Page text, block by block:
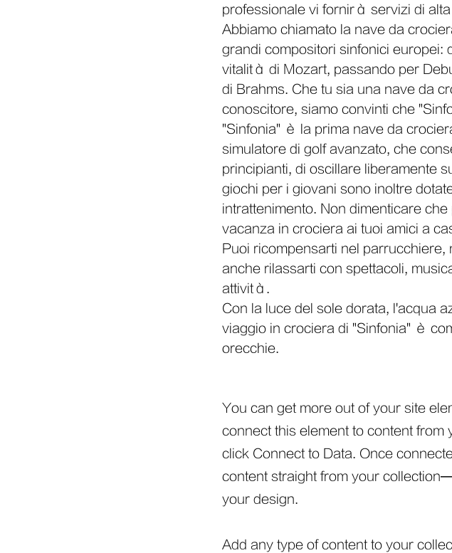
professionale vi fornirà servizi di
Abbiamo chiamato la nave da
grandi compositori sinfonici europei:
vitalità di Mozart, passando per
di Brahms. Che tu sia una nave da
conoscitore, siamo convinti che
"Sinfonia" è la prima nave da
simulatore di golf avanzato, che
principianti, di oscillare liberamente
giochi per i giovani sono inoltre
intrattenimento. Non dimenticare
vacanza in crociera ai tuoi amici a
Puoi ricompensarti nel
anche rilassarti con spettacoli,
attività.
Con la luce del sole dorata, l'acqua
viaggio in crociera di "Sinfonia" è
orecchie.
You can get more out of your site
connect this element to content from
click Connect to Data. Once
content straight from your
your design.
Add any type of content to your